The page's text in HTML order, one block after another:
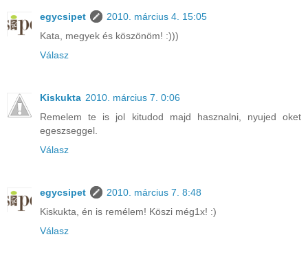
egycsipet
2010. március 4. 15:05
Kata, megyek és köszönöm! :)))
Válasz
Kiskukta 2010. március 7. 0:06
Remelem te is jol kitudod majd hasznalni, nyujed oket
egeszseggel.
Válasz
egycsipet
2010. március 7. 8:48
Kiskukta, én is remélem! Köszi még1x! :)
Válasz